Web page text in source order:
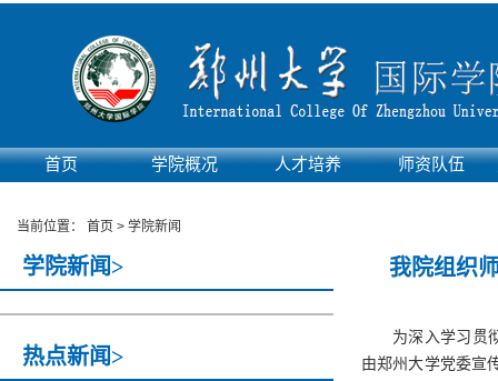
首页 学院概况 人才培养 师资队伍
当前位置： 首页 > 学院新闻
学院新闻>
热点新闻>
我院组织
为深入学习贯
由郑州大学党委宣